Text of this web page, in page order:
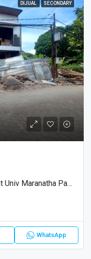
DIJUAL SECONDARY
Rumah Indent Ters. Sutami Dekat Univ Maranatha Pasteur Bandung
WhatsApp